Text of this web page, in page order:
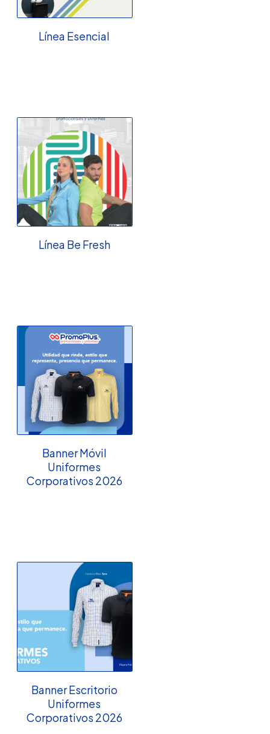
Línea Esencial
Línea Be Fresh
Banner Móvil
Uniformes
Corporativos 2026
Banner Escritorio
Uniformes
Corporativos 2026